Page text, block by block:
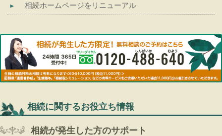
相続ホームページをリニューアル
相続に関するお役立ち情報
相続が発生した方のサポート